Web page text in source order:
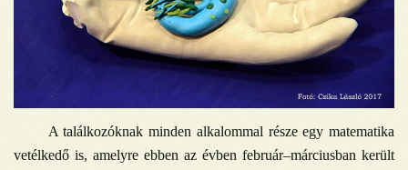
A találkozóknak minden alkalommal része egy matematika
vetélkedő is, amelyre ebben az évben február–márciusban került